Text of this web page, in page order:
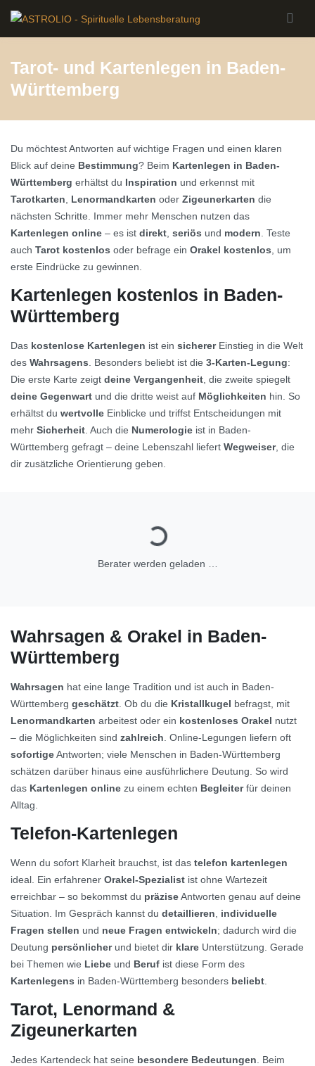
Tarot- und Kartenlegen in Baden-
Württemberg
Du möchtest Antworten auf wichtige Fragen und einen klaren
Blick auf deine Bestimmung? Beim Kartenlegen in Baden-
Württemberg erhältst du Inspiration und erkennst mit
Tarotkarten, Lenormandkarten oder Zigeunerkarten die
nächsten Schritte. Immer mehr Menschen nutzen das
Kartenlegen online – es ist direkt, seriös und modern. Teste
auch Tarot kostenlos oder befrage ein Orakel kostenlos, um
erste Eindrücke zu gewinnen.
Kartenlegen kostenlos in Baden-
Württemberg
Das kostenlose Kartenlegen ist ein sichererEinstieg in die Welt
des Wahrsagens. Besonders beliebt ist die 3-Karten-Legung:
Die erste Karte zeigt deine Vergangenheit, die zweite spiegelt
deine Gegenwart und die dritte weist auf Möglichkeiten hin. So
erhältst du wertvolle Einblicke und triffst Entscheidungen mit
mehr Sicherheit. Auch die Numerologie ist in Baden-
Württemberg gefragt – deine Lebenszahl liefert Wegweiser, die
dir zusätzliche Orientierung geben.
Berater werden geladen …
Wahrsagen & Orakel in Baden-
Württemberg
Wahrsagen hat eine lange Tradition und ist auch in Baden-
Württemberg geschätzt . Ob du die Kristallkugel befragst, mit
Lenormandkarten arbeitest oder ein kostenloses Orakel nutzt
– die Möglichkeiten sind zahlreich . Online-Legungen liefern oft
sofortigeAntworten; viele Menschen in Baden-Württemberg
schätzen darüber hinaus eine ausführlichere Deutung. So wird
das Kartenlegen online zu einem echten Begleiterfür deinen
Alltag.
Telefon-Kartenlegen
Wenn du sofort Klarheit brauchst, ist das telefon kartenlegen
ideal. Ein erfahrener Orakel-Spezialist ist ohne Wartezeit
erreichbar – so bekommst du präziseAntworten genau auf deine
Situation. Im Gespräch kannst du detaillieren
individuelle
Fragen stellen und neue Fragen entwickeln; dadurch wird die
Deutung persönlicherund bietet dir klare Unterstützung. Gerade
bei Themen wie Liebe und Beruf ist diese Form des
Kartenlegens in Baden-Württemberg besonders beliebt
Tarot, Lenormand &
Zigeunerkarten
Jedes Kartendeck hat seine besondere Bedeutungen . Beim